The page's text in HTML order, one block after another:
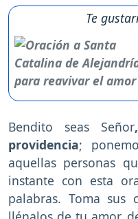
Te
Bendito seas Señor
providencia;
aquellas personas
instante con esta
palabras. Toma sus